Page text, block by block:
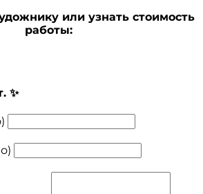
или узнать стоимость
работы:
✨